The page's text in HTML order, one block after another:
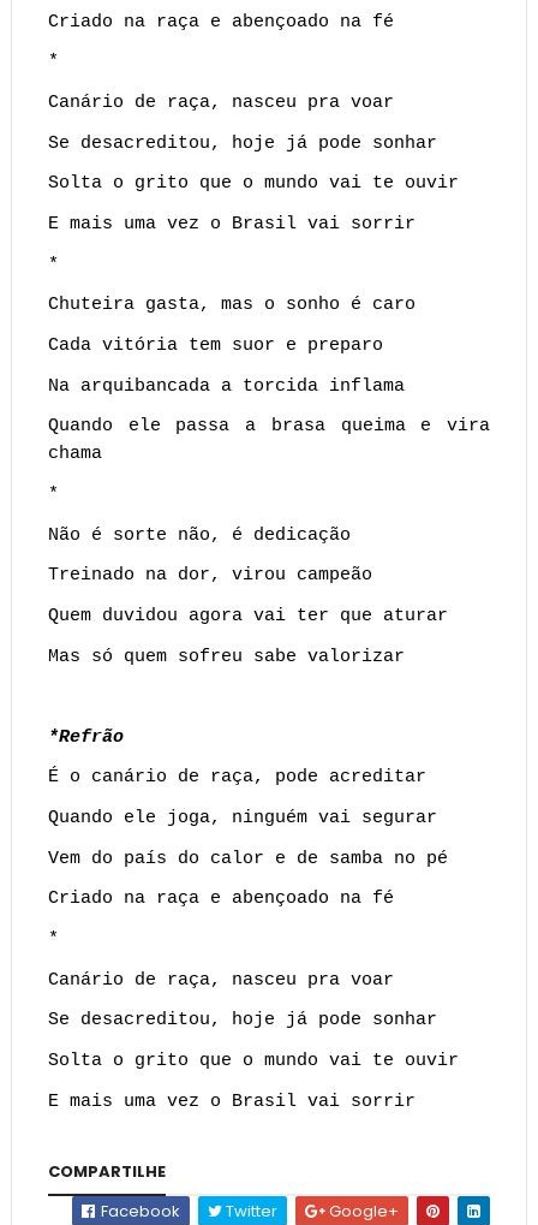
Criado na raça e abençoado na fé
*
Canário de raça, nasceu pra voar
Se desacreditou, hoje já pode sonhar
Solta o grito que o mundo vai te ouvir
E mais uma vez o Brasil vai sorrir
*
Chuteira gasta, mas o sonho é caro
Cada vitória tem suor e preparo
Na arquibancada a torcida inflama
Quando ele passa a brasa queima e vira
chama
*
Não é sorte não, é dedicação
Treinado na dor, virou campeão
Quem duvidou agora vai ter que aturar
Mas só quem sofreu sabe valorizar
*Refrão
É o canário de raça, pode acreditar
Quando ele joga, ninguém vai segurar
Vem do país do calor e de samba no pé
Criado na raça e abençoado na fé
*
Canário de raça, nasceu pra voar
Se desacreditou, hoje já pode sonhar
Solta o grito que o mundo vai te ouvir
E mais uma vez o Brasil vai sorrir
COMPARTILHE
Facebook
Twitter Google+